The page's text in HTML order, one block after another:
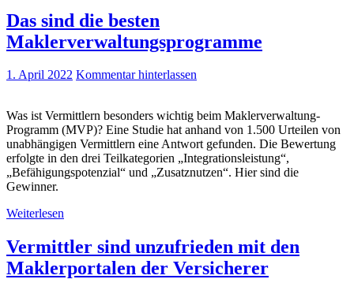
Das sind die besten
Maklerverwaltungsprogramme
1. April 2022 Kommentar hinterlassen
Was ist Vermittlern besonders wichtig beim Maklerverwaltung-
Programm (MVP)? Eine Studie hat anhand von 1.500 Urteilen von
unabhängigen Vermittlern eine Antwort gefunden. Die Bewertung
erfolgte in den drei Teilkategorien „Integrationsleistung“,
„Befähigungspotenzial“ und „Zusatznutzen“. Hier sind die
Gewinner.
Weiterlesen
Vermittler sind unzufrieden mit den
Maklerportalen der Versicherer